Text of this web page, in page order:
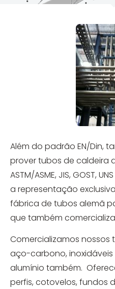
Além do padrão EN/Din,
prover tubos de caldeira
ASTM/ASME, JIS, GOST,
a representação
fábrica de tubos alemã
que também
Comercializamos
aço-carbono,
alumínio também.
perfis, cotovelos, fundos